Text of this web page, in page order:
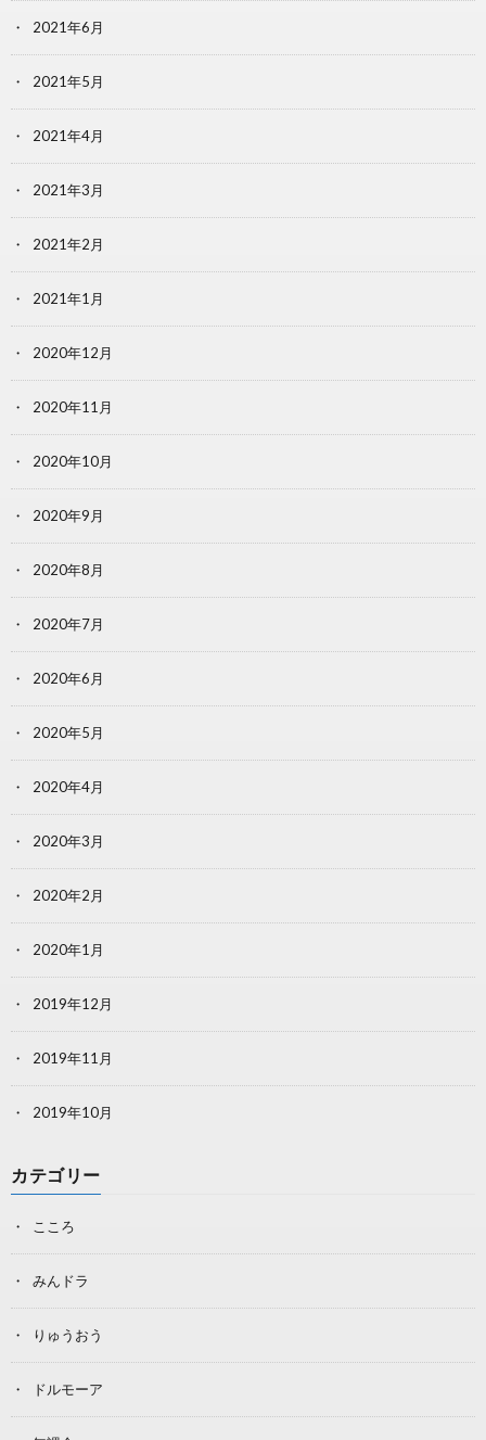
2021年6月
2021年5月
2021年4月
2021年3月
2021年2月
2021年1月
2020年12月
2020年11月
2020年10月
2020年9月
2020年8月
2020年7月
2020年6月
2020年5月
2020年4月
2020年3月
2020年2月
2020年1月
2019年12月
2019年11月
2019年10月
カテゴリー
こころ
みんドラ
りゅうおう
ドルモーア